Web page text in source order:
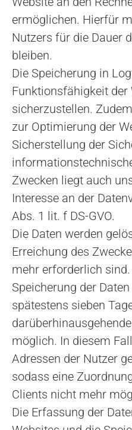
ermöglichen. Hierfür
Nutzers für die Dauer
bleiben.
Die Speicherung in
Funktionsfähigkeit der
sicherzustellen.
zur Optimierung der
Sicherstellung der
Zwecken liegt auch
Interesse an der
Abs. 1 lit. f DS-GVO.
Die Daten werden
Erreichung des
mehr erforderlich
Speicherung der
spätestens sieben
möglich. In diesem
Adressen der Nutzer
sodass eine
Clients nicht mehr
Die Erfassung der